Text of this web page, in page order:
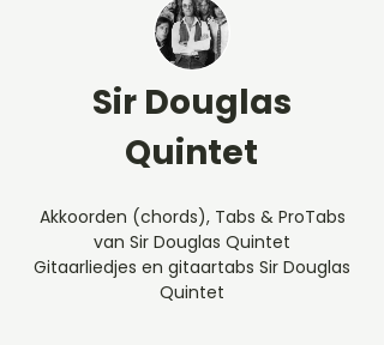
Sir Douglas
Quintet
Akkoorden (chords), Tabs & ProTabs
van Sir Douglas Quintet
Gitaarliedjes en gitaartabs Sir Douglas
Quintet